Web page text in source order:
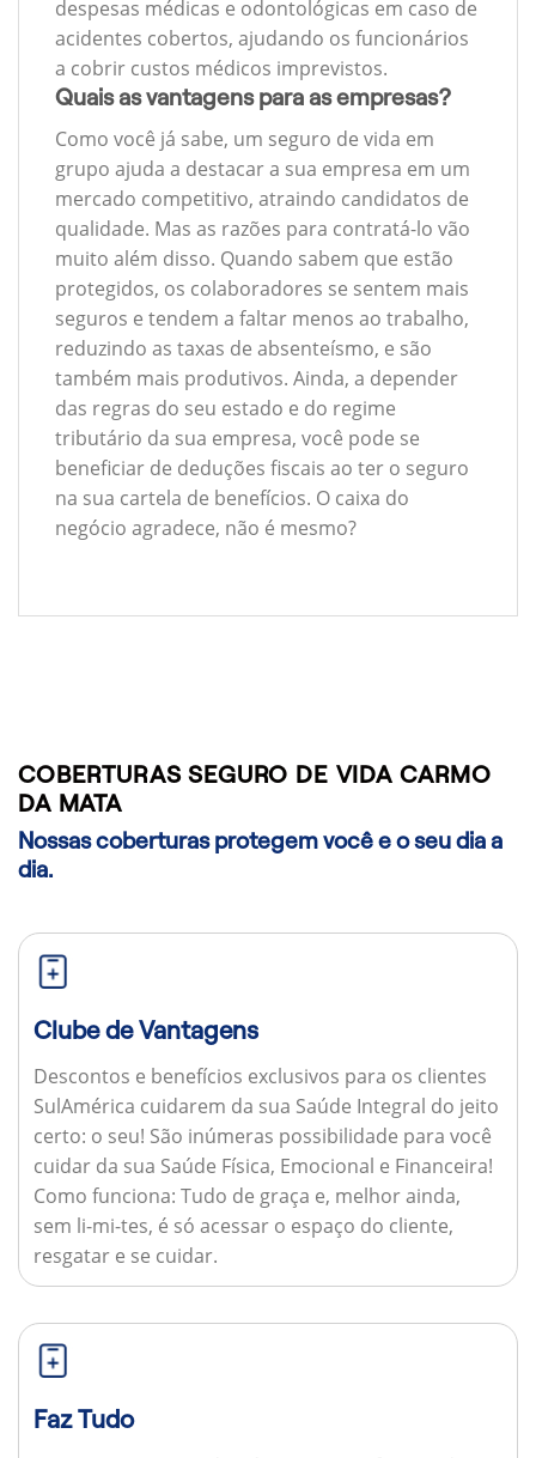
despesas médicas e odontológicas em caso de
acidentes cobertos, ajudando os funcionários
a cobrir custos médicos imprevistos.
Quais as vantagens para as empresas?
Como você já sabe, um seguro de vida em
grupo ajuda a destacar a sua empresa em um
mercado competitivo, atraindo candidatos de
qualidade. Mas as razões para contratá-lo vão
muito além disso. Quando sabem que estão
protegidos, os colaboradores se sentem mais
seguros e tendem a faltar menos ao trabalho,
reduzindo as taxas de absenteísmo, e são
também mais produtivos. Ainda, a depender
das regras do seu estado e do regime
tributário da sua empresa, você pode se
beneficiar de deduções fiscais ao ter o seguro
na sua cartela de benefícios. O caixa do
negócio agradece, não é mesmo?
COBERTURAS SEGURO DE VIDA CARMO
DA MATA
Nossas coberturas protegem você e o seu dia a
dia.
Clube de Vantagens
Descontos e benefícios exclusivos para os clientes
SulAmérica cuidarem da sua Saúde Integral do jeito
certo: o seu! São inúmeras possibilidade para você
cuidar da sua Saúde Física, Emocional e Financeira!
Como funciona: Tudo de graça e, melhor ainda,
sem li-mi-tes, é só acessar o espaço do cliente,
resgatar e se cuidar.
Faz Tudo